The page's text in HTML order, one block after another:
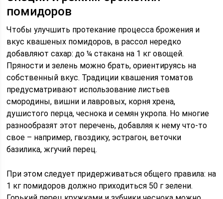
помидоров
Чтобы улучшить протекание процесса брожения и
вкус квашеных помидоров, в рассол нередко
добавляют сахар: до ¼ стакана на 1 кг овощей.
Пряности и зелень можно брать, ориентируясь на
собственный вкус. Традиции квашения томатов
предусматривают использование листьев
смородины, вишни и лавровых, корня хрена,
душистого перца, чеснока и семян укропа. Но многие
разнообразят этот перечень, добавляя к нему что-то
свое – например, гвоздику, эстрагон, веточки
базилика, жгучий перец.
При этом следует придерживаться общего правила: на
1 кг помидоров должно приходиться 50 г зелени.